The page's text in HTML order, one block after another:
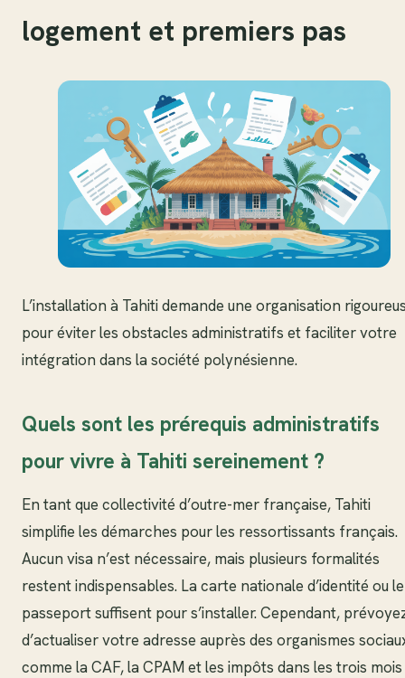
logement et premiers pas
L’installation à Tahiti demande une organisation
pour éviter les obstacles administratifs et faciliter votre
intégration dans la société polynésienne.
Quels sont les prérequis administratifs
pour vivre à Tahiti sereinement ?
En tant que collectivité d’outre-mer française, Tahiti
simplifie les démarches pour les ressortissants français.
Aucun visa n’est nécessaire, mais plusieurs formalités
restent indispensables. La carte nationale d’identité ou le
passeport suffisent pour s’installer. Cependant,
d’actualiser votre adresse auprès des organismes
comme la CAF, la CPAM et les impôts dans les trois mois